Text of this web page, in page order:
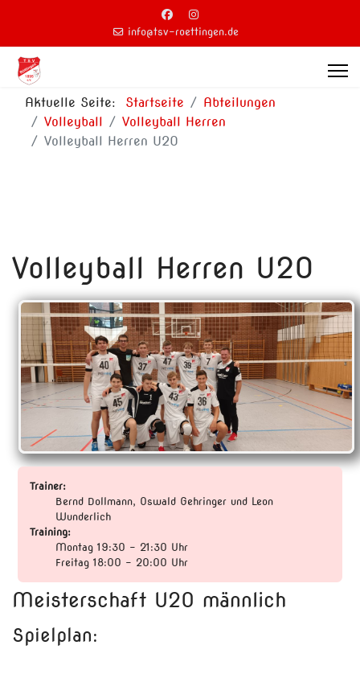
info@tsv-roettingen.de
Aktuelle Seite: Startseite
Abteilungen
Volleyball
Volleyball Herren
Volleyball Herren U20
Volleyball Herren U20
Trainer:
Bernd Dollmann, Oswald Gehringer und Leon
Wunderlich
Training:
Montag 19:30 - 21:30 Uhr
Freitag 18:00 - 20:00 Uhr
Meisterschaft U20 männlich
Spielplan: